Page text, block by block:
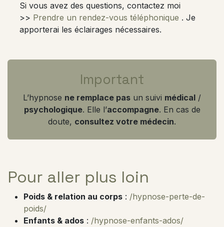
Si vous avez des questions, contactez moi
>> Prendre un rendez-vous téléphonique . Je
apporterai les éclairages nécessaires.
Important
L’hypnose ne remplace pas un suivi médical /
psychologique. Elle l’accompagne. En cas de
doute, consultez votre médecin.
Pour aller plus loin
Poids & relation au corps : /hypnose-perte-de-
poids/
Enfants & ados : /hypnose-enfants-ados/